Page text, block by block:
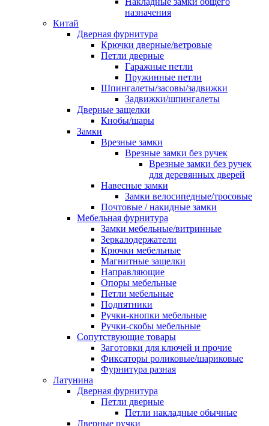
назначения
Китай
Дверная фурнитура
Крючки дверные/ветровые
Петли дверные
Гаражные петли
Пружинные петли
Шпингалеты/засовы/задвижки
Задвижки/шпингалеты
Дверные защелки
Кнобы/шары
Замки
Врезные замки
Врезные замки без ручек
Врезные замки без ручек
для деревянных дверей
Навесные замки
Замки велосипедные/тросовые
Почтовые / накидные замки
Мебельная фурнитура
Замки мебельные/витринные
Зеркалодержатели
Крючки мебельные
Магнитные защелки
Направляющие
Опоры мебельные
Петли мебельные
Подпятники
Ручки-кнопки мебельные
Ручки-скобы мебельные
Сопутствующие товары
Заготовки для ключей и прочие
Фиксаторы роликовые/шариковые
Фурнитура разная
Латунина
Дверная фурнитура
Петли дверные
Петли накладные обычные
Дверные ручки